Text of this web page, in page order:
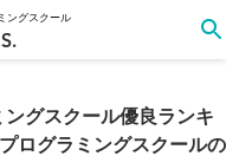
ングスクール
ングスクール優良ランキ
ログラミングスクールの